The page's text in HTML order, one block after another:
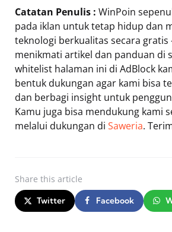
Catatan Penulis : WinPoin
pada iklan untuk tetap hidup dan
teknologi berkualitas secara
menikmati artikel dan panduan di
whitelist halaman ini di AdBlock
bentuk dukungan agar kami bisa
dan berbagi insight untuk
Kamu juga bisa mendukung kami
melalui dukungan di Saweria.
Share this article
Twitter Facebook